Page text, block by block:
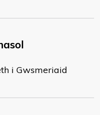
i Gwsmeriaid